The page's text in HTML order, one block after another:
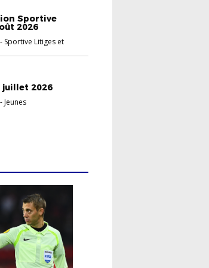
Sportive
2026
- Sportive Litiges et
juillet 2026
- Jeunes